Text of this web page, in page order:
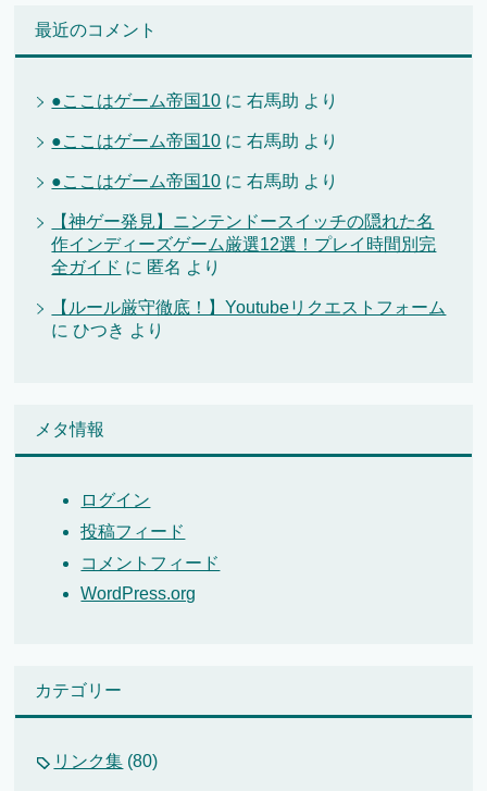
最近のコメント
●ここはゲーム帝国10 に右馬助 より
●ここはゲーム帝国10 に右馬助 より
●ここはゲーム帝国10 に右馬助 より
【神ゲー発見】ニンテンドースイッチの隠れた名
作インディーズゲーム厳選12選！プレイ時間別完
全ガイド に 匿名 より
【ルール厳守徹底！】Youtubeリクエストフォーム
にひつき より
メタ情報
ログイン
投稿フィード
コメントフィード
WordPress.org
カテゴリー
リンク集 (80)